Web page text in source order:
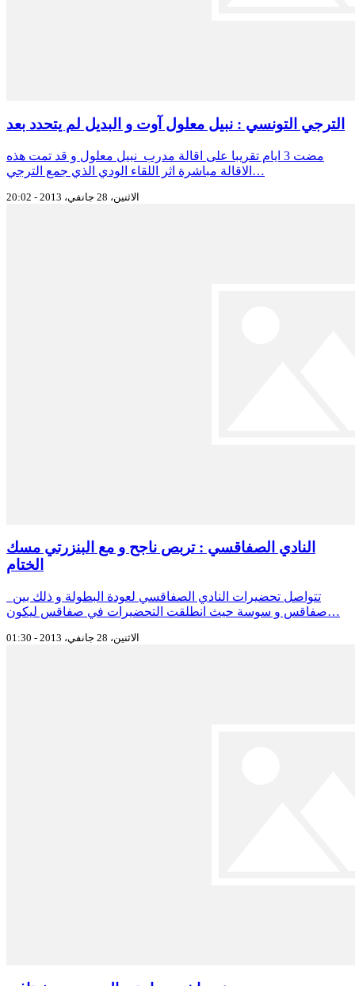
الترجي التونسي : نبيل معلول آوت و البديل لم يتحدد بعد
مضت 3 ايام تقريبا على اقالة مدرب نبيل معلول و قد تمت هذه
الاقالة مباشرة اثر اللقاء الودي الذي جمع الترجي…
الاثنين، 28 جانفي، 2013 - 20:02
النادي الصفاقسي : تربص ناجح و مع البنزرتي مسك
الختام
صفاقس و سوسة حيث انطلقت التحضيرات في صفاقس ليكون…
الاثنين، 28 جانفي، 2013 - 01:30